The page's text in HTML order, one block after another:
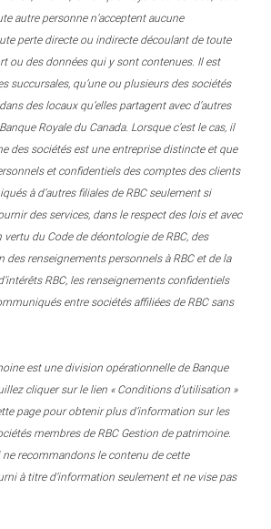
autre personne n’acceptent aucune
perte directe ou indirecte découlant de toute
ou des données qui y sont contenues. Il est
succursales, qu’une ou plusieurs des sociétés
des locaux qu’elles partagent avec d’autres
Royale du Canada. Lorsque c’est le cas, il
des sociétés est une entreprise distincte et que
et confidentiels des comptes des clients
à d’autres filiales de RBC seulement si
des services, dans le respect des lois et avec
du Code de déontologie de RBC, des
des renseignements personnels à RBC et de la
RBC, les renseignements confidentiels
entre sociétés affiliées de RBC sans
est une division opérationnelle de Banque
cliquer sur le lien « Conditions d’utilisation »
page pour obtenir plus d’information sur les
membres de RBC Gestion de patrimoine.
ne recommandons le contenu de cette
à titre d’information seulement et ne vise pas